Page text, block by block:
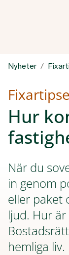
Nyheter
Hur
När du
in genom
eller paket
ljud. Hur
hemliga liv.